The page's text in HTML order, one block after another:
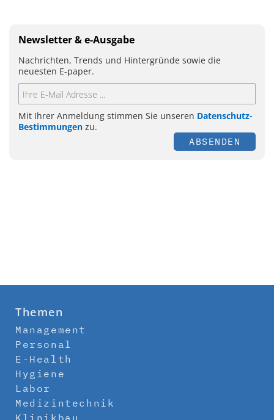
Newsletter & e-Ausgabe
Nachrichten, Trends und Hintergründe sowie die
neuesten E-paper.
Mit Ihrer Anmeldung stimmen Sie unseren Datenschutz-
Bestimmungen zu.
ABSENDEN
Themen
Management
Personal
E-Health
Hygiene
Labor
Medizintechnik